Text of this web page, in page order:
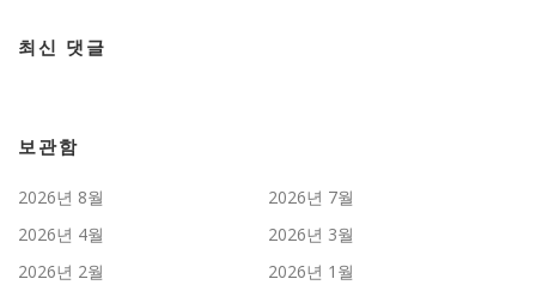
최신 댓글
보관함
2026년 8월
2026년 7월
2026년 4월
2026년 3월
2026년 2월
2026년 1월